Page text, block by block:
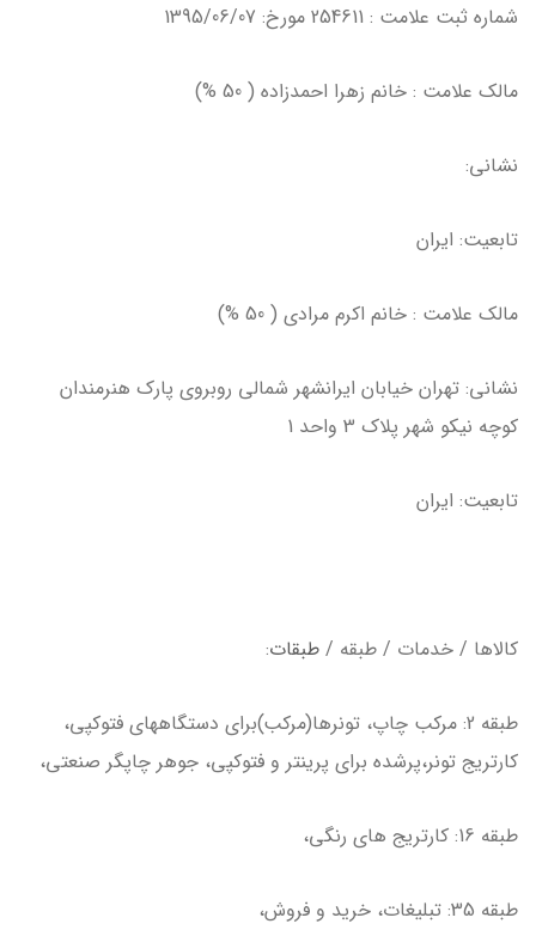
شماره ثبت علامت : 254611 مورخ: 1395/06/07
مالك علامت : خانم زهرا احمدزاده ( 50 %)
نشاني:
تابعيت: ايران
مالك علامت : خانم اكرم مرادي ( 50 %)
نشاني: تهران خيابان ايرانشهر شمالي روبروي پارك هنرمندان
كوچه نيكو شهر پلاك 3 واحد 1
تابعيت: ايران
كالاها / خدمات / طبقه / طبقات:
طبقه 2: مركب چاپ، تونرها(مركب)براي دستگاههاي فتوكپي،
كارتريج تونر،پرشده براي پرينتر و فتوكپي، جوهر چاپگر صنعتي،
طبقه 16: كارتريج هاي رنگي،
طبقه 35: تبليغات، خريد و فروش،